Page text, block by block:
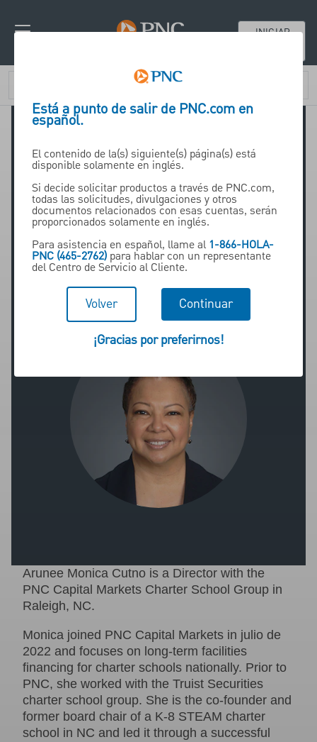
INICIAR
Arunee Monica Cutno
Director
Arunee Monica Cutno is a Director with the
PNC Capital Markets Charter School Group in
Raleigh, NC.
Monica joined PNC Capital Markets in julio de
2022 and focuses on long-term facilities
financing for charter schools nationally. Prior to
PNC, she worked with the Truist Securities
charter school group. She is the co-founder and
former board chair of a K-8 STEAM charter
school in NC and led it through a successful
Está a punto de salir de PNC.com en
español.
El contenido de la(s) siguiente(s) página(s) está
disponible solamente en inglés.
Si decide solicitar productos a través de PNC.com,
todas las solicitudes, divulgaciones y otros
documentos relacionados con esas cuentas, serán
proporcionados solamente en inglés.
Para asistencia en español, llame al 1-866-HOLA-
PNC (465-2762)para hablar con un representante
del Centro de Servicio al Cliente.
Volver Continuar
¡Gracias por preferirnos!